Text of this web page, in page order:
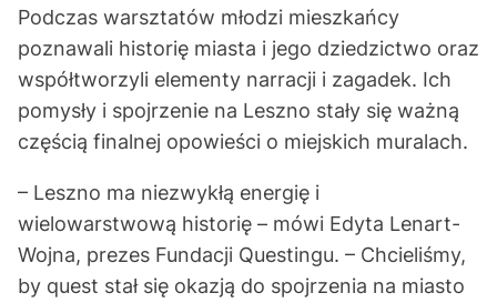
Podczas warsztatów młodzi mieszkańcy
poznawali historię miasta i jego dziedzictwo oraz
współtworzyli elementy narracji i zagadek. Ich
pomysły i spojrzenie na Leszno stały się ważną
częścią finalnej opowieści o miejskich muralach.
– Leszno ma niezwykłą energię i
wielowarstwową historię – mówi Edyta Lenart-
Wojna, prezes Fundacji Questingu. – Chcieliśmy,
by quest stał się okazją do spojrzenia na miasto